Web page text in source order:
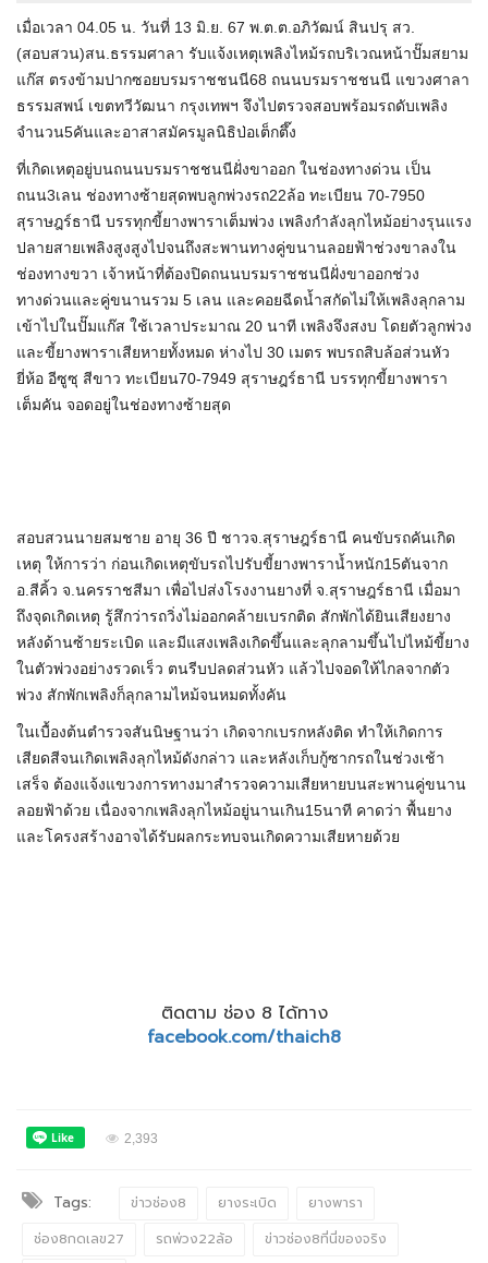
เมื่อเวลา 04.05 น. วันที่ 13 มิ.ย. 67 พ.ต.ต.อภิวัฒน์ สินปรุ สว.
(สอบสวน)สน.ธรรมศาลา รับแจ้งเหตุเพลิงไหม้รถบริเวณหน้าปั๊มสยาม
แก๊ส ตรงข้ามปากซอยบรมราชชนนี68 ถนนบรมราชชนนี แขวงศาลา
ธรรมสพน์ เขตทวีวัฒนา กรุงเทพฯ จึงไปตรวจสอบพร้อมรถดับเพลิง
จำนวน5คันและอาสาสมัครมูลนิธิป่อเต็กตึ๊ง
ที่เกิดเหตุอยู่บนถนนบรมราชชนนีฝั่งขาออก ในช่องทางด่วน เป็น
ถนน3เลน ช่องทางซ้ายสุดพบลูกพ่วงรถ22ล้อ ทะเบียน 70-7950
สุราษฎร์ธานี บรรทุกขี้ยางพาราเต็มพ่วง เพลิงกำลังลุกไหม้อย่างรุนแรง
ปลายสายเพลิงสูงสูงไปจนถึงสะพานทางคู่ขนานลอยฟ้าช่วงขาลงใน
ช่องทางขวา เจ้าหน้าที่ต้องปิดถนนบรมราชชนนีฝั่งขาออกช่วง
ทางด่วนและคู่ขนานรวม 5 เลน และคอยฉีดน้ำสกัดไม่ให้เพลิงลุกลาม
เข้าไปในปั๊มแก๊ส ใช้เวลาประมาณ 20 นาที เพลิงจึงสงบ โดยตัวลูกพ่วง
และขี้ยางพาราเสียหายทั้งหมด ห่างไป 30 เมตร พบรถสิบล้อส่วนหัว
ยี่ห้อ อีซูซุ สีขาว ทะเบียน70-7949 สุราษฎร์ธานี บรรทุกขี้ยางพารา
เต็มคัน จอดอยู่ในช่องทางซ้ายสุด
สอบสวนนายสมชาย อายุ 36 ปี ชาวจ.สุราษฎร์ธานี คนขับรถคันเกิด
เหตุ ให้การว่า ก่อนเกิดเหตุขับรถไปรับขี้ยางพาราน้ำหนัก15ตันจาก
อ.สีคิ้ว จ.นครราชสีมา เพื่อไปส่งโรงงานยางที่ จ.สุราษฎร์ธานี เมื่อมา
ถึงจุดเกิดเหตุ รู้สึกว่ารถวิ่งไม่ออกคล้ายเบรกติด สักพักได้ยินเสียงยาง
หลังด้านซ้ายระเบิด และมีแสงเพลิงเกิดขึ้นและลุกลามขึ้นไปไหม้ขี้ยาง
ในตัวพ่วงอย่างรวดเร็ว ตนรีบปลดส่วนหัว แล้วไปจอดให้ไกลจากตัว
พ่วง สักพักเพลิงก็ลุกลามไหม้จนหมดทั้งคัน
ในเบื้องต้นตำรวจสันนิษฐานว่า เกิดจากเบรกหลังติด ทำให้เกิดการ
เสียดสีจนเกิดเพลิงลุกไหม้ดังกล่าว และหลังเก็บกู้ซากรถในช่วงเช้า
เสร็จ ต้องแจ้งแขวงการทางมาสำรวจความเสียหายบนสะพานคู่ขนาน
ลอยฟ้าด้วย เนื่องจากเพลิงลุกไหม้อยู่นานเกิน15นาที คาดว่า พื้นยาง
และโครงสร้างอาจได้รับผลกระทบจนเกิดความเสียหายด้วย
ติดตาม ช่อง 8 ได้ทาง
facebook.com/thaich8
2,393
Tags: ข่าวช่อง8 ยางระเบิด
ยางพารา
ช่อง8กดเลข27
รถพ่วง22ล้อ ข่าวช่อง8ที่นี่ของจริง